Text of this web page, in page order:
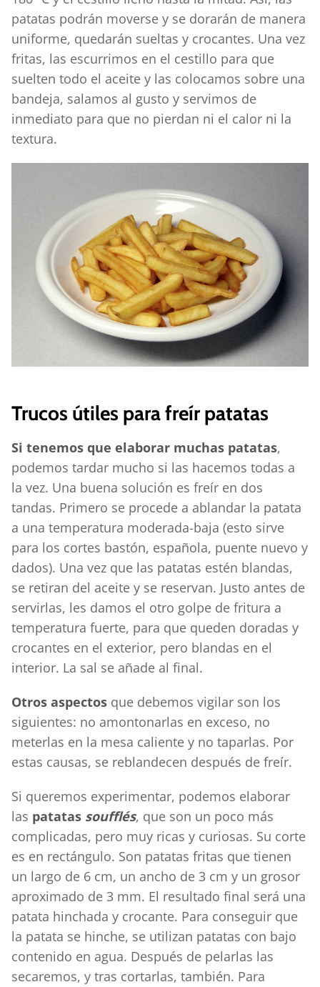
patatas podrán moverse y se dorarán de manera
uniforme, quedarán sueltas y crocantes. Una vez
fritas, las escurrimos en el cestillo para que
suelten todo el aceite y las colocamos sobre una
bandeja, salamos al gusto y servimos de
inmediato para que no pierdan ni el calor ni la
textura.
Trucos útiles para freír patatas
Si tenemos que elaborar muchas patatas,
podemos tardar mucho si las hacemos todas a
la vez. Una buena solución es freír en dos
tandas. Primero se procede a ablandar la patata
a una temperatura moderada-baja (esto sirve
para los cortes bastón, española, puente nuevo y
dados). Una vez que las patatas estén blandas,
se retiran del aceite y se reservan. Justo antes de
servirlas, les damos el otro golpe de fritura a
temperatura fuerte, para que queden doradas y
crocantes en el exterior, pero blandas en el
interior. La sal se añade al final.
Otros aspectos que debemos vigilar son los
siguientes: no amontonarlas en exceso, no
meterlas en la mesa caliente y no taparlas. Por
estas causas, se reblandecen después de freír.
Si queremos experimentar, podemos elaborar
las patatas soufflés, que son un poco más
complicadas, pero muy ricas y curiosas. Su corte
es en rectángulo. Son patatas fritas que tienen
un largo de 6 cm, un ancho de 3 cm y un grosor
aproximado de 3 mm. El resultado final será una
patata hinchada y crocante. Para conseguir que
la patata se hinche, se utilizan patatas con bajo
contenido en agua. Después de pelarlas las
secaremos, y tras cortarlas, también. Para